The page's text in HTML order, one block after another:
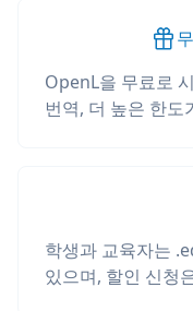
OpenL을 무료로
번역, 더 높은 한도
학생과 교육자는
있으며, 할인 신청